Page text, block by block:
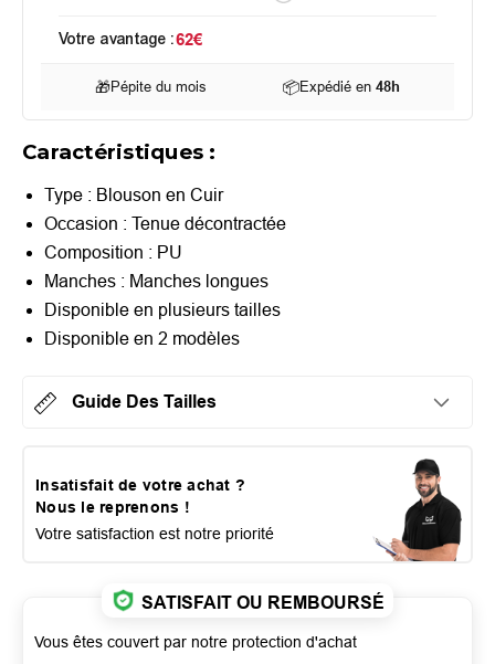
Votre avantage :62€
🎁Pépite du mois 📦Expédié en48h
Caractéristiques :
Type : Blouson en Cuir
Occasion : Tenue décontractée
Composition : PU
Manches : Manches longues
Disponible en plusieurs tailles
Disponible en 2 modèles
Guide Des Tailles
Insatisfait de votre achat ?
Nous le reprenons !
Votre satisfaction est notre priorité
SATISFAIT OU REMBOURSÉ
Vous êtes couvert par notre protection d'achat